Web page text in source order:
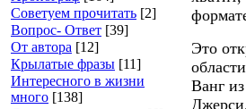
Советуем прочитать [2]
Вопрос- Ответ [39]
От автора [12]
Крылатые фразы [11]
Интересного в жизни
много [138]
Это
Ванг